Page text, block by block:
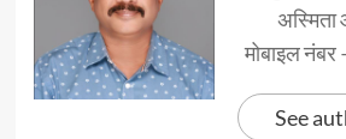
अस्मिता
मोबाइल
See